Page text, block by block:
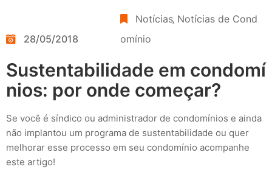
28/05/2018
Notícias‚ Notícias de Cond
omínio
Sustentabilidade em condomí
nios: por onde começar?
Se você é síndico ou administrador de condomínios e ainda
não implantou um programa de sustentabilidade ou quer
melhorar esse processo em seu condomínio acompanhe
este artigo!